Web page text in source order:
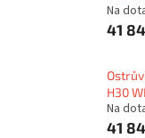
Na
41
H30
Na
41